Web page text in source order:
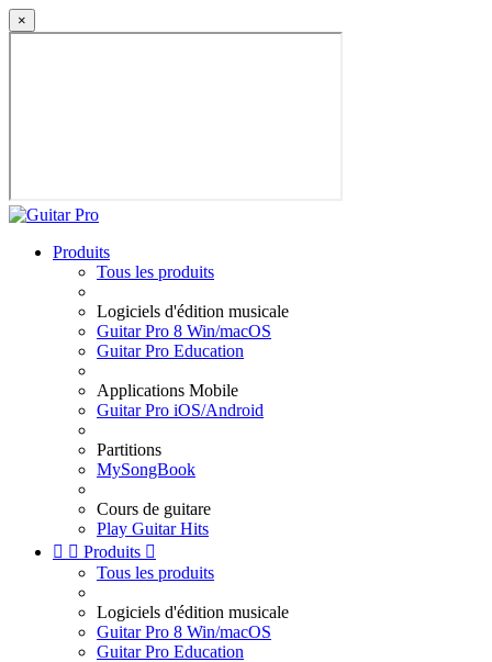
×
Produits
Tous les produits
Logiciels d'édition musicale
Guitar Pro 8 Win/macOS
Guitar Pro Education
Applications Mobile
Guitar Pro iOS/Android
Partitions
MySongBook
Cours de guitare
Play Guitar Hits
  Produits 
Tous les produits
Logiciels d'édition musicale
Guitar Pro 8 Win/macOS
Guitar Pro Education